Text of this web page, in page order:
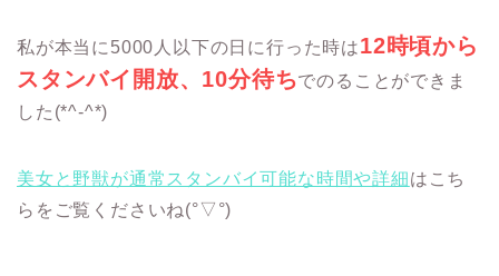
私が本当に5000人以下の日に行った時は12時頃から
スタンバイ開放、10分待ちでのることができま
した(*^-^*)
美女と野獣が通常スタンバイ可能な時間や詳細はこち
らをご覧くださいね(°▽°)